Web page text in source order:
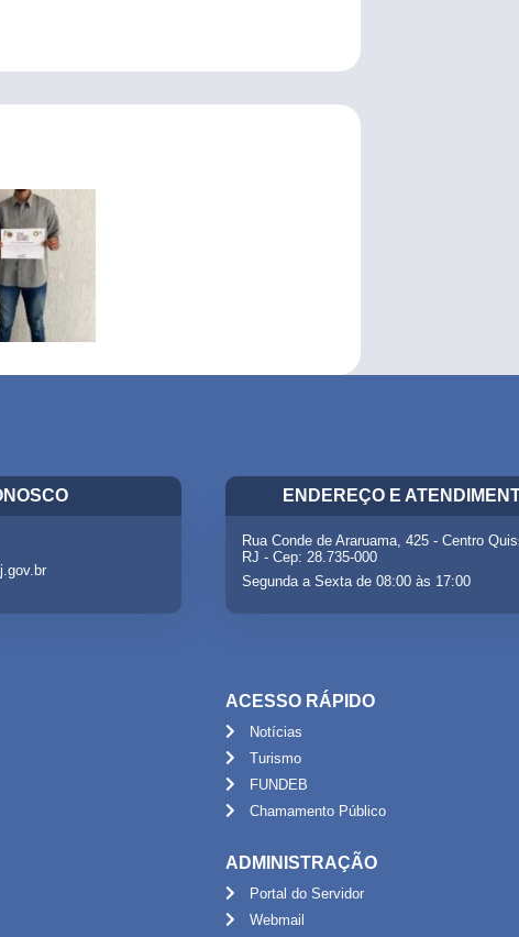
ENDEREÇO E
Rua Conde de Araruama, 425 - Centro
RJ - Cep: 28.735-000
Segunda a Sexta de 08:00 às 17:00
ACESSO RÁPIDO
Notícias
Turismo
FUNDEB
Chamamento Público
ADMINISTRAÇÃO
Portal do Servidor
Webmail